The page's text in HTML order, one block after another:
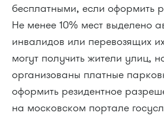
бесплатными, если оформить
Не менее 10% мест выделено
инвалидов или перевозящих
могут получить жители улиц,
организованы платные
оформить резидентное
на московском портале